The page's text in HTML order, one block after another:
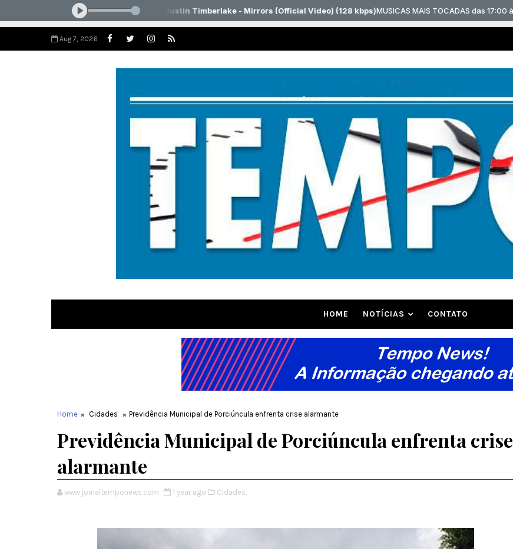
Aug 7, 2026
HOME NOTÍCIAS CONTATO
Home Cidades Previdência Municipal de Porciúncula enfrenta crise alarmante
Previdência Municipal de Porciúncula enfrenta crise
alarmante
www.jornaltemponews.com 1 year ago Cidades,